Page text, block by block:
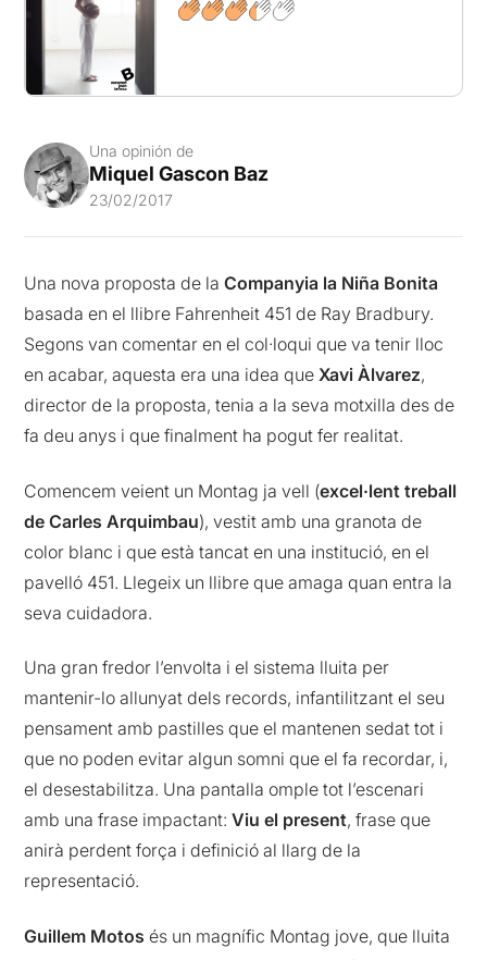
Una opinión de
Miquel Gascon Baz
23/02/2017
Una nova proposta de laCompanyia la Niña Bonita
basada en el llibre Fahrenheit 451 de Ray Bradbury.
Segons van comentar en el col·loqui que va tenir lloc
en acabar, aquesta era una idea queXavi Àlvarez,
director de la proposta, tenia a la seva motxilla des de
fa deu anys i que finalment ha pogut fer realitat.
Comencem veient un Montag ja vell (excel·lent treball
de Carles Arquimbau), vestit amb una granota de
color blanc i que està tancat en una institució, en el
pavelló 451. Llegeix un llibre que amaga quan entra la
seva cuidadora.
Una gran fredor l’envolta i el sistema lluita per
mantenir-lo allunyat dels records, infantilitzant el seu
pensament amb pastilles que el mantenen sedat tot i
que no poden evitar algun somni que el fa recordar, i,
el desestabilitza. Una pantalla omple tot l’escenari
amb una frase impactant:Viu el present, frase que
anirà perdent força i definició al llarg de la
representació.
Guillem Motos és un magnífic Montag jove, que lluita